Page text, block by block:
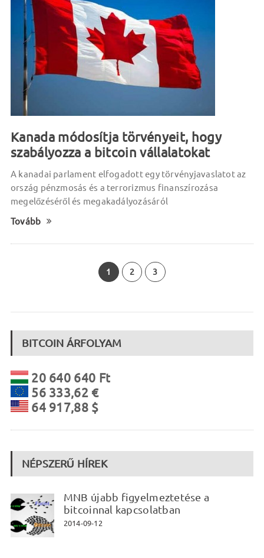
Kanada módosítja törvényeit, hogy
szabályozza a bitcoin vállalatokat
A kanadai parlament elfogadott egy törvényjavaslatot az
ország pénzmosás és a terrorizmus finanszírozása
megelőzéséről és megakadályozásáról
Tovább
1 2 3
BITCOIN ÁRFOLYAM
20 640 640 Ft
56 333,62 €
64 917,88 $
NÉPSZERŰ HÍREK
MNB újabb figyelmeztetése a
bitcoinnal kapcsolatban
2014-09-12